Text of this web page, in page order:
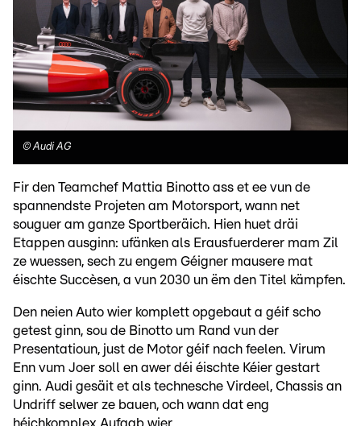
©Audi AG
Fir den Teamchef Mattia Binotto ass et ee vun de
spannendste Projeten am Motorsport, wann net
souguer am ganze Sportberäich. Hien huet dräi
Etappen ausginn: ufänken als Erausfuerderer mam Zil
ze wuessen, sech zu engem Géigner mausere mat
éischte Succèsen, a vun 2030 un ëm den Titel kämpfen.
Den neien Auto wier komplett opgebaut a géif scho
getest ginn, sou de Binotto um Rand vun der
Presentatioun, just de Motor géif nach feelen. Virum
Enn vum Joer soll en awer déi éischte Kéier gestart
ginn. Audi gesäit et als technesche Virdeel, Chassis an
Undriff selwer ze bauen, och wann dat eng